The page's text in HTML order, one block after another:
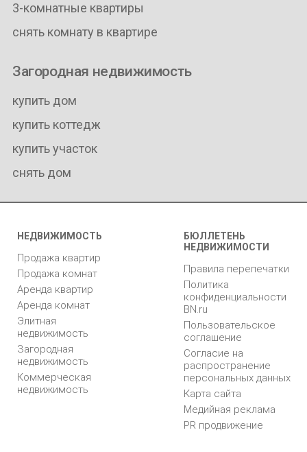
3-комнатные квартиры
снять комнату в квартире
Загородная недвижимость
купить дом
купить коттедж
купить участок
снять дом
НЕДВИЖИМОСТЬ
Продажа квартир
Продажа комнат
Аренда квартир
Аренда комнат
Элитная
недвижимость
Загородная
недвижимость
Коммерческая
недвижимость
БЮЛЛЕТЕНЬ
НЕДВИЖИМОСТИ
Правила перепечатки
Политика
конфиденциальности
BN.ru
Пользовательское
соглашение
Согласие на
распространение
персональных данных
Карта сайта
Медийная реклама
PR продвижение